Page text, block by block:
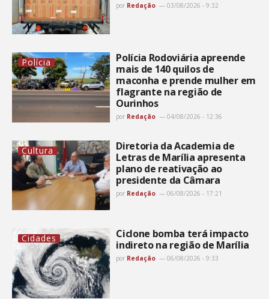
por Redação 03/08/2026 - 9:32
Polícia
Polícia Rodoviária apreende
mais de 140 quilos de
maconha e prende mulher em
flagrante na região de
Ourinhos
por Redação 04/08/2026 - 12:36
Cultura
Diretoria da Academia de
Letras de Marília apresenta
plano de reativação ao
presidente da Câmara
por Redação 06/08/2026 - 17:21
Cidades
Ciclone bomba terá impacto
indireto na região de Marília
por Redação 06/08/2026 - 9:33